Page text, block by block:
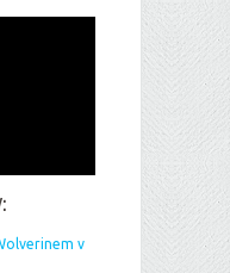
v